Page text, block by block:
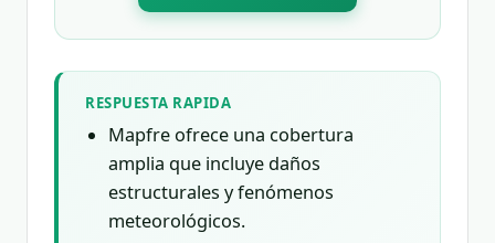
RESPUESTA RAPIDA
Mapfre ofrece una cobertura
amplia que incluye daños
estructurales y fenómenos
meteorológicos.